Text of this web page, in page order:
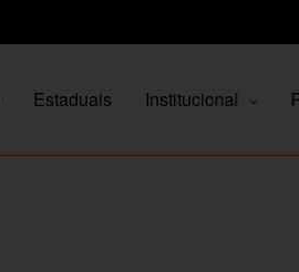
Estaduais Institucional